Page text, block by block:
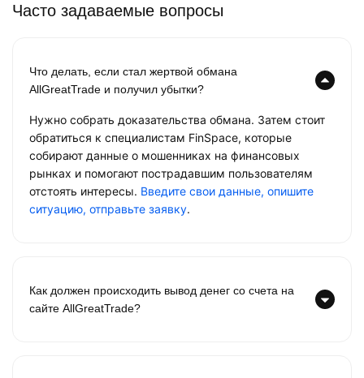
Часто задаваемые вопросы
Что делать, если стал жертвой обмана
AllGreatTrade и получил убытки?
Нужно собрать доказательства обмана. Затем стоит
обратиться к специалистам FinSpace, которые
собирают данные о мошенниках на финансовых
рынках и помогают пострадавшим пользователям
отстоять интересы. Введите свои данные, опишите
ситуацию, отправьте заявку.
Как должен происходить вывод денег со счета на
сайте AllGreatTrade?